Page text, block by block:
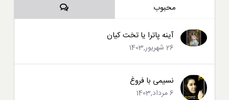
محبوب دیدگاه‌ها
آینه پاترا یا تخت کیان
26 شهریور,1403
نسیمی با فروغ
6 مرداد,1403